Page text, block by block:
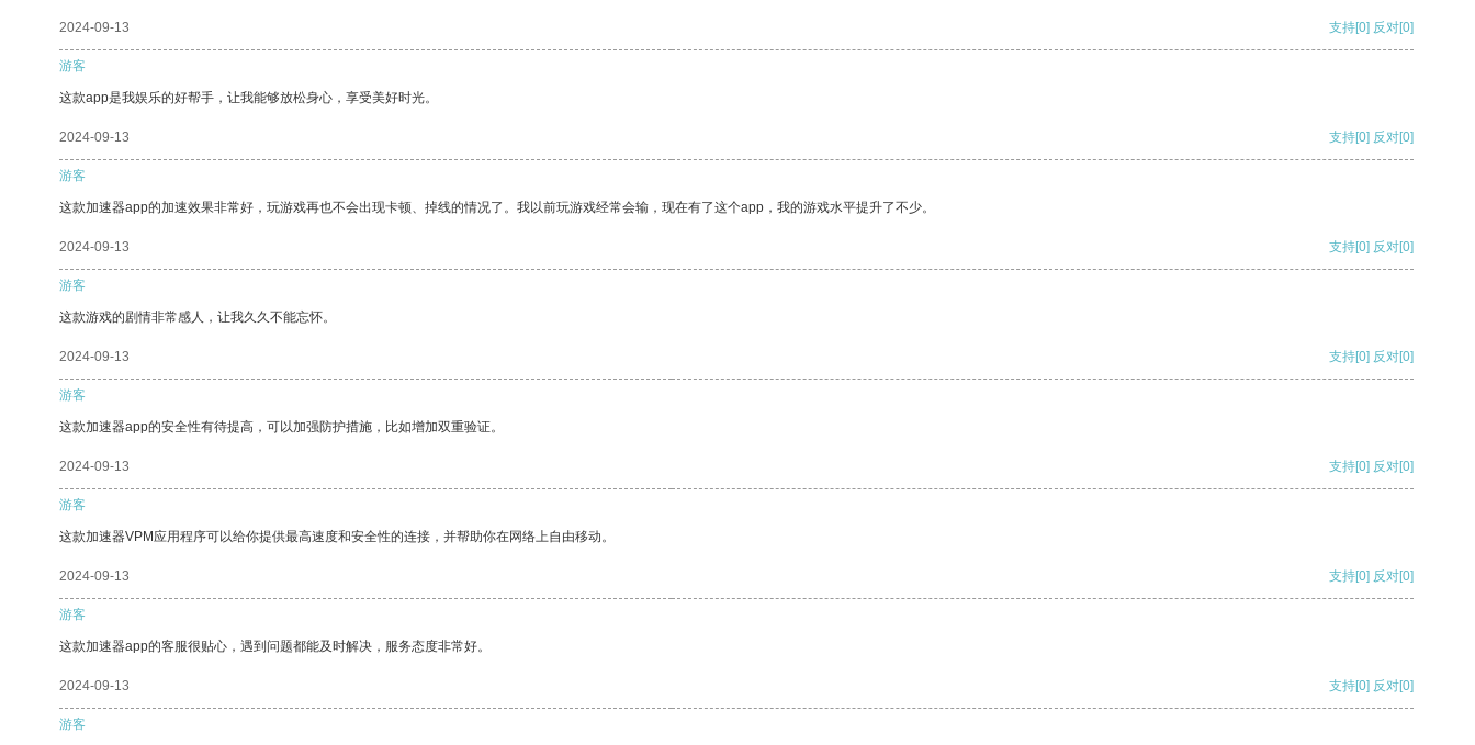
2024-09-13 支持[0] 反对[0]
游客
这款app是我娱乐的好帮手，让我能够放松身心，享受美好时光。
2024-09-13 支持[0] 反对[0]
游客
这款加速器app的加速效果非常好，玩游戏再也不会出现卡顿、掉线的情况了。我以前玩游戏经常会输，现在有了这个app，我的游戏水平提升了不少。
2024-09-13 支持[0] 反对[0]
游客
这款游戏的剧情非常感人，让我久久不能忘怀。
2024-09-13 支持[0] 反对[0]
游客
这款加速器app的安全性有待提高，可以加强防护措施，比如增加双重验证。
2024-09-13 支持[0] 反对[0]
游客
这款加速器VPM应用程序可以给你提供最高速度和安全性的连接，并帮助你在网络上自由移动。
2024-09-13 支持[0] 反对[0]
游客
这款加速器app的客服很贴心，遇到问题都能及时解决，服务态度非常好。
2024-09-13 支持[0] 反对[0]
游客